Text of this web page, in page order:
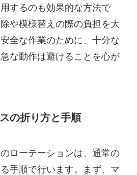
するのも効果的な方法で
や模様替えの際の負担を大
全な作業のために、十分な
な動作は避けることを心が
の折り方と手順
ローテーションは、通常の
手順で行います。まず、マ